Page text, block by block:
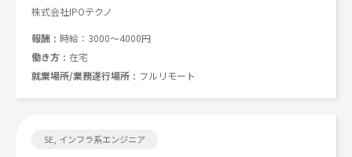
株式会社IPOテクノ
報酬
時給：3000～4000円
働き方
在宅
就業場所/業務遂行場所
フルリモート
SE, インフラ系エンジニア